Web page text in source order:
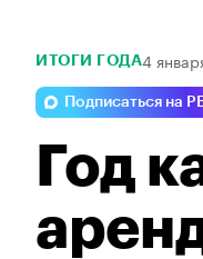
ИТОГИ ГОДА4
Подписаться на
Год